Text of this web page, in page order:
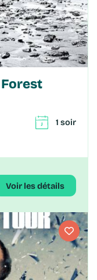
1 soir
Voir les détails